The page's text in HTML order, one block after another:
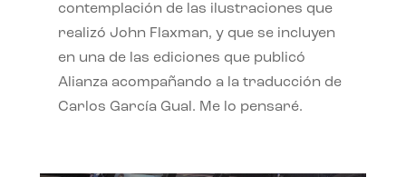
contemplación de las ilustraciones que
realizó John Flaxman, y que se incluyen
en una de las ediciones que publicó
Alianza acompañando a la traducción de
Carlos García Gual. Me lo pensaré.